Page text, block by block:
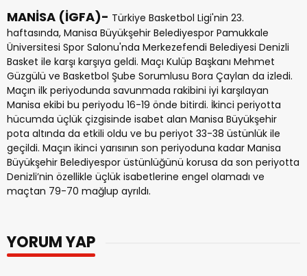
MANİSA (İGFA)- Türkiye Basketbol Ligi'nin 23.
haftasında, Manisa Büyükşehir Belediyespor Pamukkale
Üniversitesi Spor Salonu'nda Merkezefendi Belediyesi Denizli
Basket ile karşı karşıya geldi. Maçı Kulüp Başkanı Mehmet
Güzgülü ve Basketbol Şube Sorumlusu Bora Çaylan da izledi.
Maçın ilk periyodunda savunmada rakibini iyi karşılayan
Manisa ekibi bu periyodu 16-19 önde bitirdi. İkinci periyotta
hücumda üçlük çizgisinde isabet alan Manisa Büyükşehir
pota altında da etkili oldu ve bu periyot 33-38 üstünlük ile
geçildi. Maçın ikinci yarısının son periyoduna kadar Manisa
Büyükşehir Belediyespor üstünlüğünü korusa da son periyotta
Denizli’nin özellikle üçlük isabetlerine engel olamadı ve
maçtan 79-70 mağlup ayrıldı.
YORUM YAP